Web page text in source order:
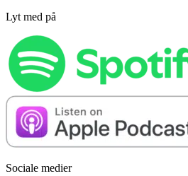
Lyt med på
Sociale medier